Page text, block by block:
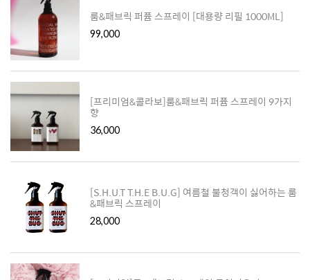
룸&패브릭 퍼퓸 스프레이 [대용량 리필 1000ML]
99,000
[프리미엄&콜라보]룸&패브릭 퍼퓸 스프레이 9가지
향
36,000
[S.H.U.T T.H.E B.U.G] 여름철 불청객이 싫어하는 룸
&패브릭 스프레이
28,000